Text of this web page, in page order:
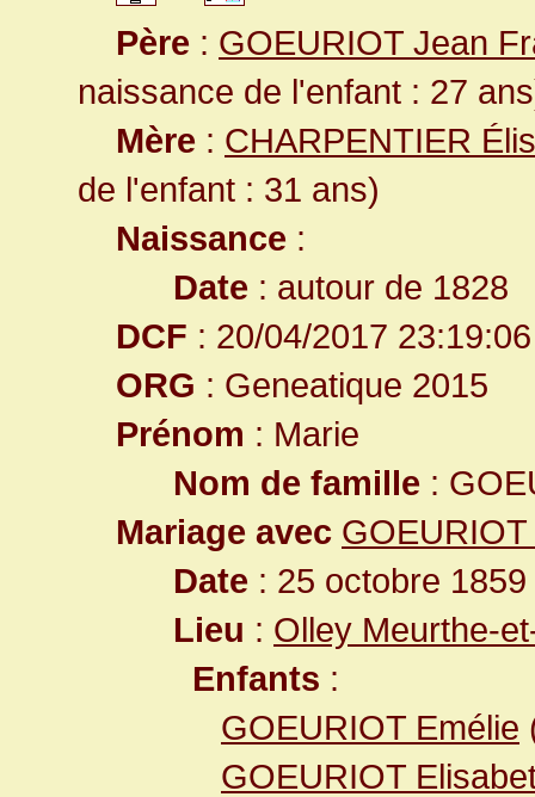
Père : GOEURIOT Jean
naissance de l'enfant : 27
Mère : CHARPENTIER
de l'enfant : 31 ans)
Naissance :
Date : autour de 1828
DCF : 20/04/2017 23:19:06
ORG : Geneatique 2015
Prénom : Marie
Nom de famille :
Mariage avec
Date : 25 octobre
Lieu : Olley Meurthe-
Enfants :
GOEURIOT Emélie
GOEURIOT